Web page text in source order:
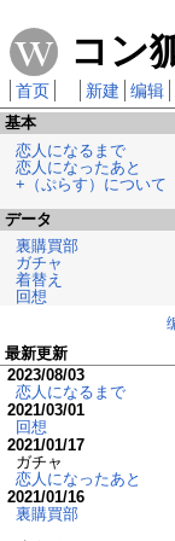
コン
首页 新建 编辑
基本
恋人になるまで
恋人になったあと
+（ぷらす）について
データ
裏購買部
ガチャ
着替え
回想
最新更新
2023/08/03
恋人になるまで
2021/03/01
回想
2021/01/17
ガチャ
恋人になったあと
2021/01/16
裏購買部